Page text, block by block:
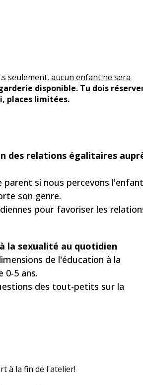
seulement, aucun enfant ne sera
disponible. Tu dois
places limitées.
des relations égalitaires
si nous percevons l'enfant
son genre.
pour favoriser les
la sexualité au quotidien
de l'éducation à la
0-5 ans.
des tout-petits sur la
à la fin de l'atelier!